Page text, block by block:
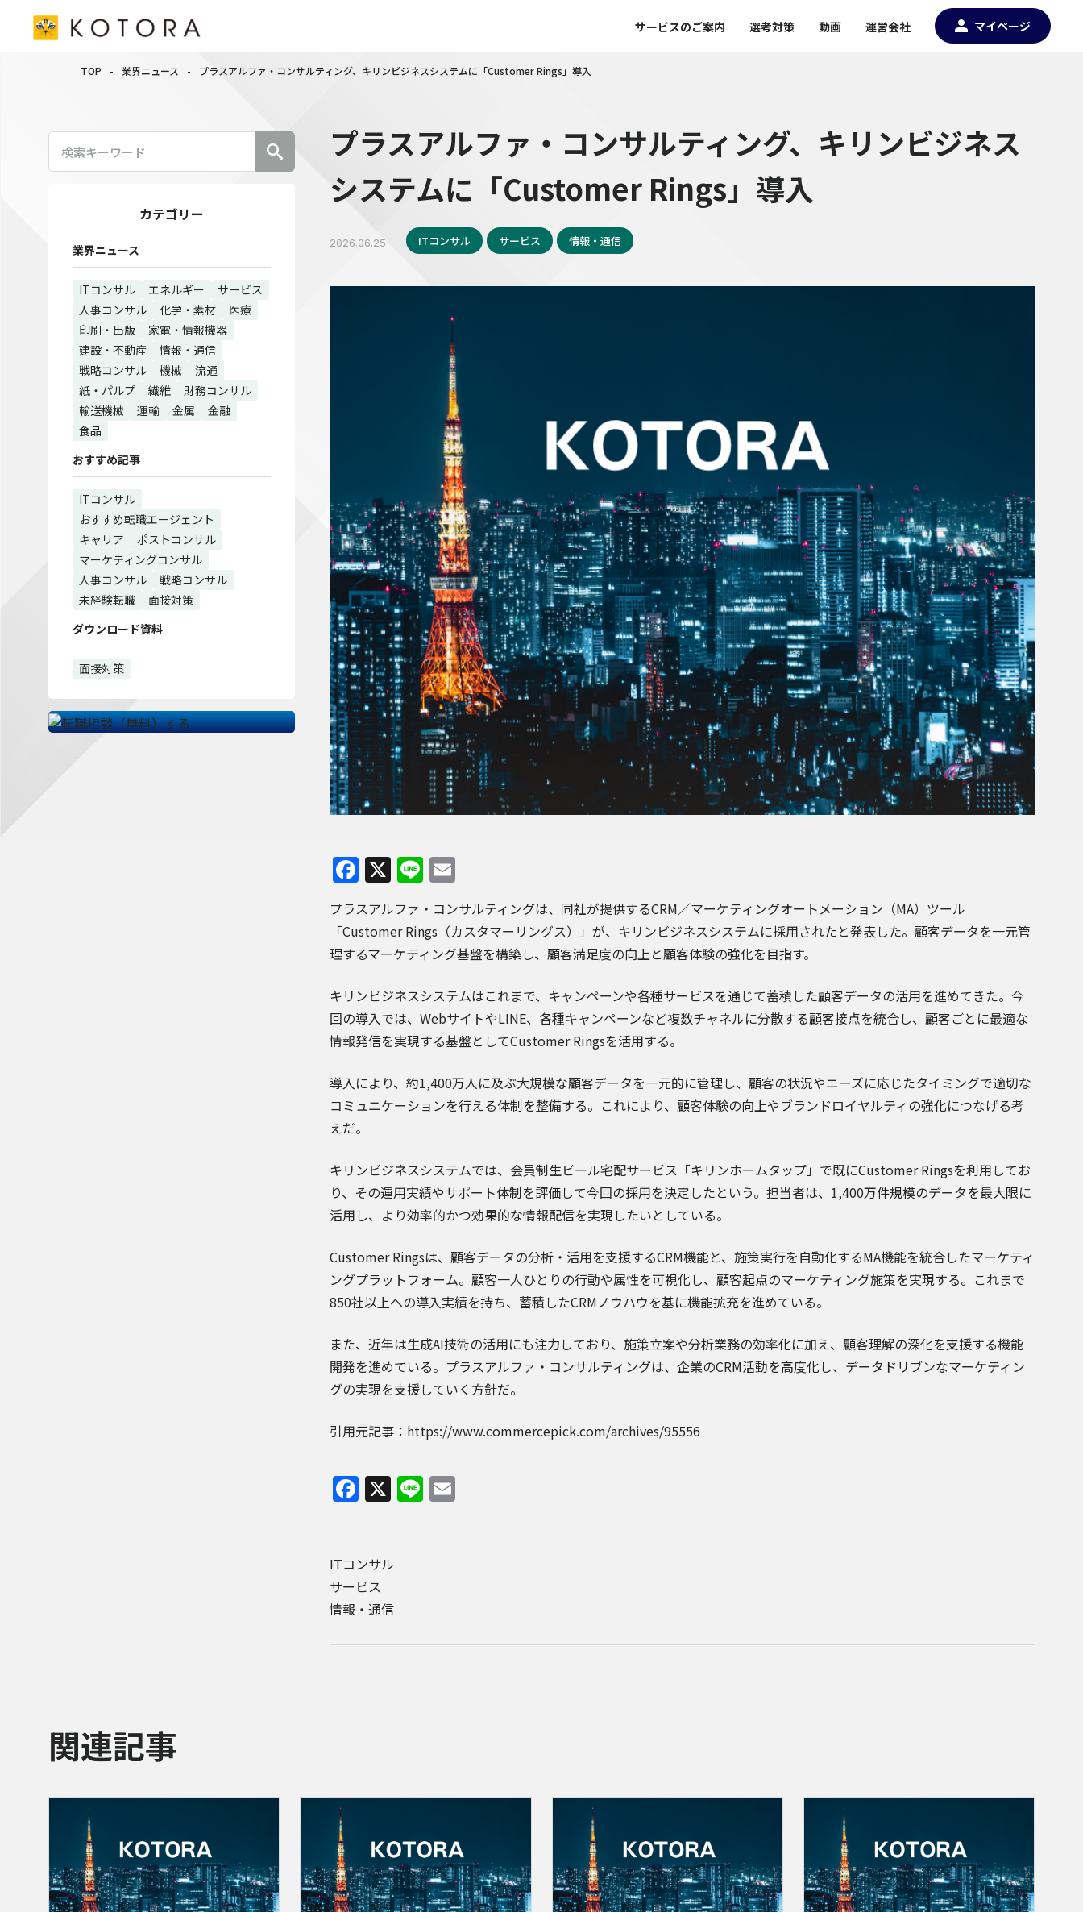
サービスのご案内 選考対策 動画 運営会社 マイページ
TOP - 業界ニュース - プラスアルファ・コンサルティング、キリンビジネスシステムに「Customer Rings」導入
カテゴリー
業界ニュース
ITコンサル エネルギー
サービス
人事コンサル
化学・素材
医療
印刷・出版
家電・情報機器
建設・不動産
情報・通信
戦略コンサル
機械
流通
紙・パルプ
繊維
財務コンサル
輸送機械
運輸 金属
金融
食品
おすすめ記事
ITコンサル
おすすめ転職エージェント
キャリア
ポストコンサル
マーケティングコンサル
人事コンサル
戦略コンサル
未経験転職
面接対策
ダウンロード資料
面接対策
プラスアルファ・コンサルティング、キリンビジネス
システムに「Customer Rings」導入
2026.06.25 ITコンサル サービス 情報・通信
Facebook
X LineEmail
プラスアルファ・コンサルティングは、同社が提供するCRM／マーケティングオートメーション（MA）ツール
「Customer Rings（カスタマーリングス）」が、キリンビジネスシステムに採用されたと発表した。顧客データを一元管
理するマーケティング基盤を構築し、顧客満足度の向上と顧客体験の強化を目指す。
キリンビジネスシステムはこれまで、キャンペーンや各種サービスを通じて蓄積した顧客データの活用を進めてきた。今
回の導入では、WebサイトやLINE、各種キャンペーンなど複数チャネルに分散する顧客接点を統合し、顧客ごとに最適な
情報発信を実現する基盤としてCustomer Ringsを活用する。
導入により、約1,400万人に及ぶ大規模な顧客データを一元的に管理し、顧客の状況やニーズに応じたタイミングで適切な
コミュニケーションを行える体制を整備する。これにより、顧客体験の向上やブランドロイヤルティの強化につなげる考
えだ。
キリンビジネスシステムでは、会員制生ビール宅配サービス「キリンホームタップ」で既にCustomer Ringsを利用してお
り、その運用実績やサポート体制を評価して今回の採用を決定したという。担当者は、1,400万件規模のデータを最大限に
活用し、より効率的かつ効果的な情報配信を実現したいとしている。
Customer Ringsは、顧客データの分析・活用を支援するCRM機能と、施策実行を自動化するMA機能を統合したマーケティ
ングプラットフォーム。顧客一人ひとりの行動や属性を可視化し、顧客起点のマーケティング施策を実現する。これまで
850社以上への導入実績を持ち、蓄積したCRMノウハウを基に機能拡充を進めている。
また、近年は生成AI技術の活用にも注力しており、施策立案や分析業務の効率化に加え、顧客理解の深化を支援する機能
開発を進めている。プラスアルファ・コンサルティングは、企業のCRM活動を高度化し、データドリブンなマーケティン
グの実現を支援していく方針だ。
引用元記事：https://www.commercepick.com/archives/95556
Facebook
X LineEmail
ITコンサル
サービス
情報・通信
関連記事